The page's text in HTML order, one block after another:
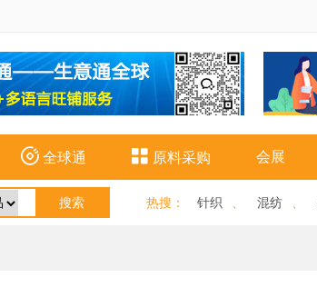
全球通  原料采购 会展
热搜 ： 针织 混纺